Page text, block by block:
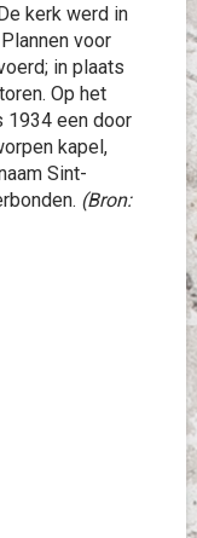
kerk werd in
voor
in plaats
Op het
1934 een door
kapel,
Sint-
(Bron: